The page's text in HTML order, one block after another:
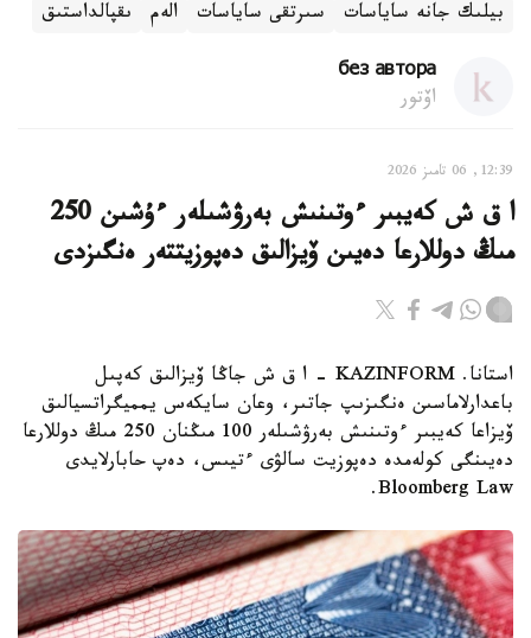
بيلىك جانە ساياسات سىرتقى ساياسات الەم ىقپالداستىق
без автора
اۆتور
12:39, 06 تامىز 2026
ا ق ش كەيبىر ءوتىنىش بەرۋشىلەر ءۇشىن 250
مىڭ دوللارعا دەيىن ۆيزالىق دەپوزيتتەر ەنگىزدى
استانا. KAZINFORM – ا ق ش جاڭا ۆيزالىق كەپىل
باعدارلاماسىن ەنگىزىپ جاتىر، وعان سايكەس يمميگراتسيالىق
ۆيزاعا كەيبىر ءوتىنىش بەرۋشىلەر 100 مىڭنان 250 مىڭ دوللارعا
دەيىنگى كولەمدە دەپوزيت سالۋى ءتيىس، دەپ حابارلايدى
Bloomberg Law.